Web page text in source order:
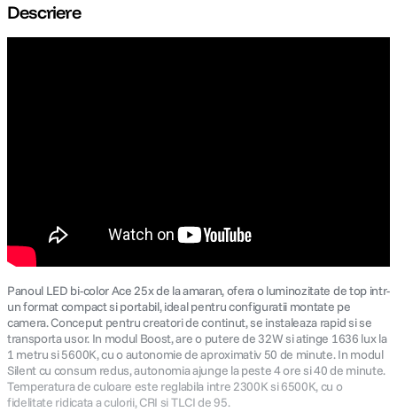
Descriere
Panoul LED bi-color Ace 25x de la amaran, ofera o luminozitate de top intr-
un format compact si portabil, ideal pentru configuratii montate pe
camera. Conceput pentru creatori de continut, se instaleaza rapid si se
transporta usor. In modul Boost, are o putere de 32W si atinge 1636 lux la
1 metru si 5600K, cu o autonomie de aproximativ 50 de minute. In modul
Silent cu consum redus, autonomia ajunge la peste 4 ore si 40 de minute.
Temperatura de culoare este reglabila intre 2300K si 6500K, cu o
fidelitate ridicata a culorii, CRI si TLCI de 95.